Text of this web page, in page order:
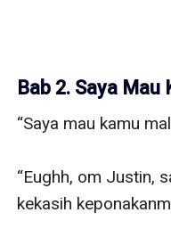
Bab 2. Saya Mau
“Saya mau kamu
“Eughh, om Justin,
kekasih